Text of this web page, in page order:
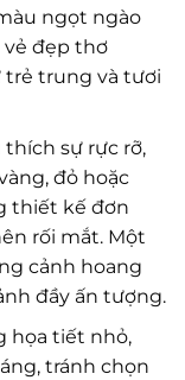
ngọt ngào
vẻ đẹp thơ
trẻ trung và tươi
sự rực rỡ,
đỏ hoặc
thiết kế đơn
rối mắt. Một
cảnh hoang
đầy ấn tượng.
họa tiết nhỏ,
tránh chọn